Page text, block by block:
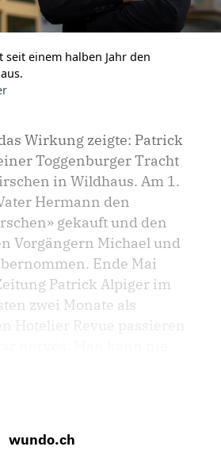
einem halben Jahr den
Wirkung zeigte: Patrick
Toggenburger Tracht
in Wildhaus. Am 1.
Hermann den
gekauft und den
Vorgängern Michael und
Ende Mai
Patrick Alpiger im
zwei Monate als
Hotelier Revue passieren
wundo.ch